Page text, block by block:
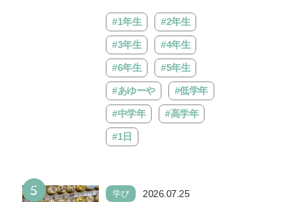
ントが開催
ントをくれるイベントが、よみう
りランド「グッジョバ!!…
#1年生 #2年生
#3年生 #4年生
#6年生 #5年生
#あゆーや #低学年
#中学年 #高学年
#1日
5 学び
2026.07.25